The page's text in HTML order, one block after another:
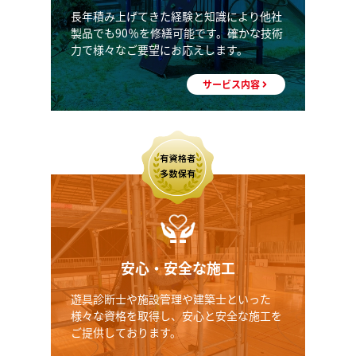
長年積み上げてきた経験と知識により他社
製品でも90％を修繕可能です。確かな技術
力で様々なご要望にお応えします。
サービス内容
安心・安全な施工
遊具診断士や施設管理や建築士といった
様々な資格を取得し、安心と安全な施工を
ご提供しております。